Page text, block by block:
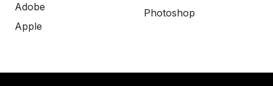
Adobe
Apple
Photoshop